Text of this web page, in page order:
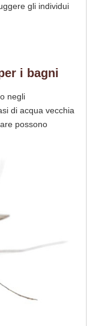
gli individui
i bagni
negli
di acqua vecchia
possono